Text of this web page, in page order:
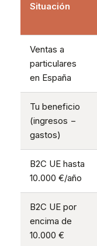
Situación
Ventas a
particulares
en España
Tu beneficio
(ingresos −
gastos)
B2C UE hasta
10.000 €/año
B2C UE por
encima de
10.000 €